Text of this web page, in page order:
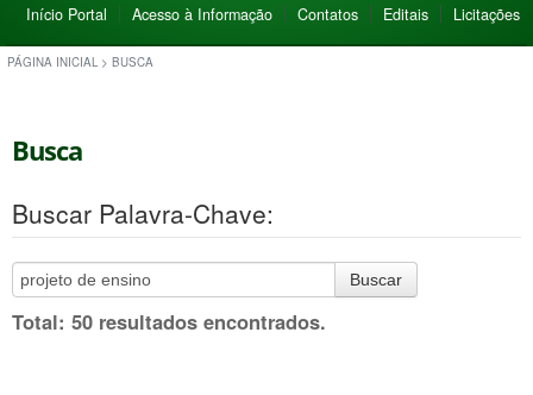
Início Portal Acesso à Informação Contatos Editais Licitações
PÁGINA INICIAL > BUSCA
Busca
Buscar Palavra-Chave:
Buscar
Total: 50 resultados encontrados.